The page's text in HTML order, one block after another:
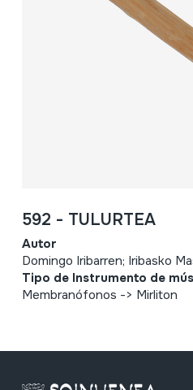
592 - TULURTEA
Autor
Domingo Iribarren; Iribasko
Tipo de Instrumento de
Membranófonos -> Mirliton